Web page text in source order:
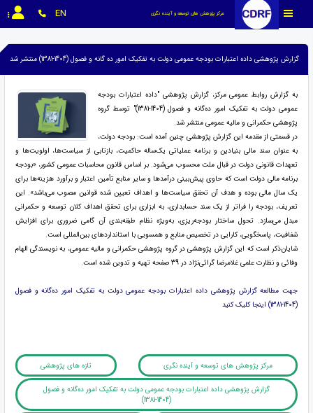
مرکز پژوهش های توسعه و آینده نگری EN
گزارش پژوهشی داده اعتبارات بودجه عمومی دولت به تفکیک امور ده گانه و فصول (1404-1381) منتشر شد
به گزارش روابط عمومی مرکز، گزارش پژوهشی "داده اعتبارات بودجه
عمومی دولت به تفکیک امور ده‌گانه و فصول (1404-1381)" توسط گروه
پژوهشی حکمرانی و مالیه عمومی منتشر شد.
در قسمتی از مقدمه این گزارش پژوهشی چنین آمده است: بودجه دولت،
به عنوان سند مالی بنیادین و برنامه عملیاتی یک‌ساله حاکمیت، بازتابی از سیاست‌ها، اولویت‌ها و
تعهدات قانونی دولت در قبال ملت محسوب می‌شود. بر اساس قانون محاسبات عمومی کشور، «بودجه
برنامه مالی دولت است که حاوی پیش‌بینی درآمدها و سایر منابع تأمین اعتبار و برآورد هزینه‌ها برای
یک سال مالی بوده و هدف آن تحقق سیاست‌ها و اهداف تعیین شده قوانین مصوب می‌باشد». این
تعریف، بودجه را فراتر از یک سند حسابداری، به ابزاری برای تحقق اهداف کلان توسعه و حکمرانی
مبدل می‌سازد. تحول ساختار بودجه‌ریزی، به‌ویژه نظام طبقه‌بندی آن گامی ضروری برای افزایش
شفافیت، پاسخگویی، کارایی در تخصیص منابع و همسویی با استانداردهای بین‌المللی است.
شایان‌ذکر است که این گزارش پژوهشی در گروه پژوهشی حکمرانی و مالیه عمومی، به نویسندگی الهام
وفائی و نظارت علمی غلامرضا گرائی‌نژاد در 39 صفحه تهیه و تدوین شده است.
جهت مطالعه گزارش پژوهشی داده اعتبارات بودجه عمومی دولت به تفکیک امور ده‌گانه و فصول
(1404-1381) اینجا کلیک کنید
مرکز پژوهش های توسعه و آینده نگری تازه های پژوهشی
گزارش پژوهشی داده اعتبارات بودجه عمومی دولت به تفکیک امور ده‌گانه و فصول
(1404-1381)